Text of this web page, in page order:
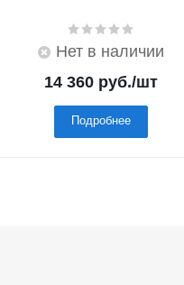
Нет в наличии
14 360 руб./шт
Подробнее